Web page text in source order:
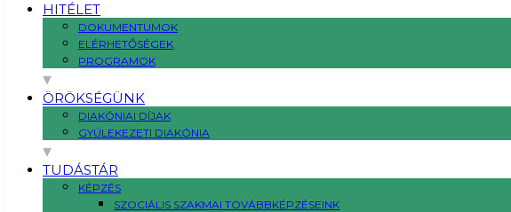
HITÉLET
DOKUMENTUMOK
ELÉRHETŐSÉGEK
PROGRAMOK
ÖRÖKSÉGÜNK
DIAKÓNIAI DÍJAK
GYÜLEKEZETI DIAKÓNIA
TUDÁSTÁR
KÉPZÉS
SZOCIÁLIS SZAKMAI TOVÁBBKÉPZÉSEINK